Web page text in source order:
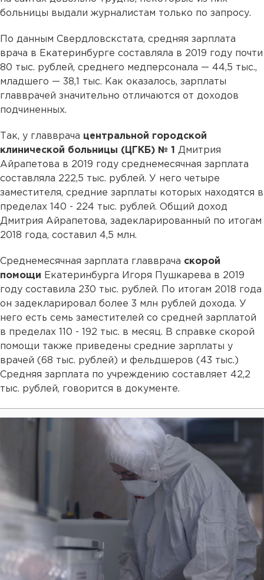
больницы выдали журналистам только по запросу.
По данным Свердловскстата, средняя зарплата
врача в Екатеринбурге составляла в 2019 году почти
80 тыс. рублей, среднего медперсонала — 44,5 тыс.,
младшего — 38,1 тыс. Как оказалось, зарплаты
главврачей значительно отличаются от доходов
подчиненных.
Так, у главврача центральной городской
клинической больницы (ЦГКБ) № 1 Дмитрия
Айрапетова в 2019 году среднемесячная зарплата
составляла 222,5 тыс. рублей. У него четыре
заместителя, средние зарплаты которых находятся в
пределах 140 - 224 тыс. рублей. Общий доход
Дмитрия Айрапетова, задекларированный по итогам
2018 года, составил 4,5 млн.
Среднемесячная зарплата главврача скорой
помощи Екатеринбурга Игоря Пушкарева в 2019
году составила 230 тыс. рублей. По итогам 2018 года
он задекларировал более 3 млн рублей дохода. У
него есть семь заместителей со средней зарплатой
в пределах 110 - 192 тыс. в месяц. В справке скорой
помощи также приведены средние зарплаты у
врачей (68 тыс. рублей) и фельдшеров (43 тыс.)
Средняя зарплата по учреждению составляет 42,2
тыс. рублей, говорится в документе.